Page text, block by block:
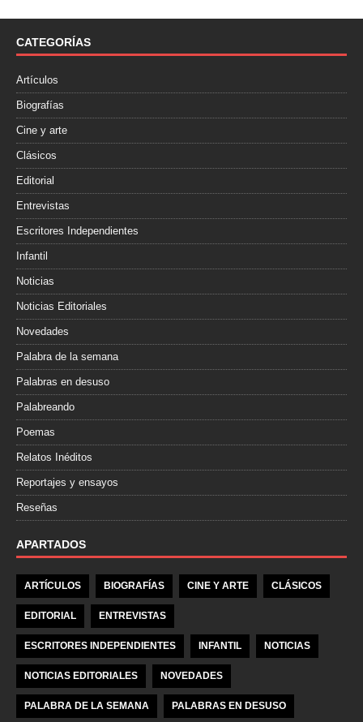
o
k
r
t
i
CATEGORÍAS
Artículos
Biografías
Cine y arte
Clásicos
Editorial
Entrevistas
Escritores Independientes
Infantil
Noticias
Noticias Editoriales
Novedades
Palabra de la semana
Palabras en desuso
Palabreando
Poemas
Relatos Inéditos
Reportajes y ensayos
Reseñas
APARTADOS
ARTÍCULOS BIOGRAFÍAS CINE Y ARTE CLÁSICOS
EDITORIAL ENTREVISTAS
ESCRITORES INDEPENDIENTES INFANTIL NOTICIAS
NOTICIAS EDITORIALES NOVEDADES
PALABRA DE LA SEMANA PALABRAS EN DESUSO